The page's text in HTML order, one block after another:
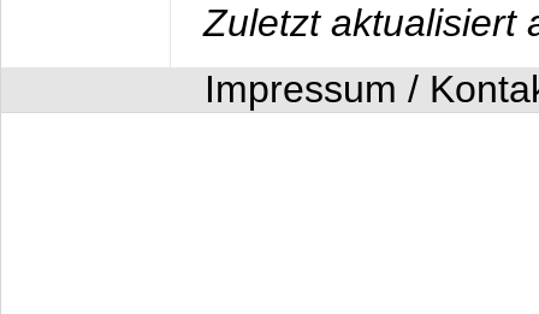
Zuletzt aktualisiert
Impressum /